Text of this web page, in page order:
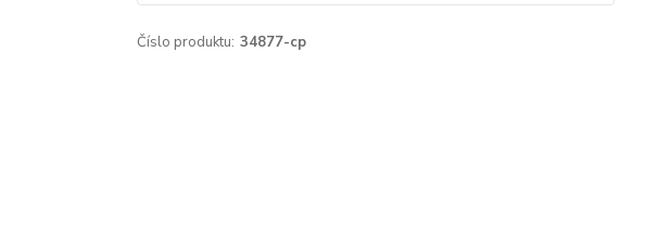
Číslo produktu: 34877-cp